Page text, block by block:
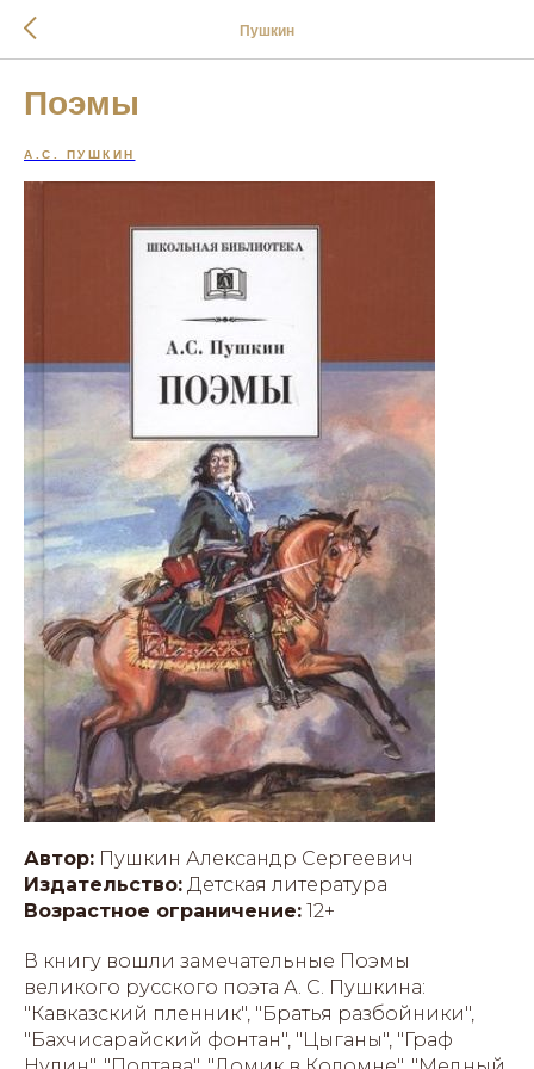
Пушкин
Поэмы
А.С. ПУШКИН
Автор: Пушкин Александр Сергеевич
Издательство: Детская литература
Возрастное ограничение: 12+
В книгу вошли замечательные Поэмы
великого русского поэта А. С. Пушкина:
"Кавказский пленник", "Братья разбойники",
"Бахчисарайский фонтан", "Цыганы", "Граф